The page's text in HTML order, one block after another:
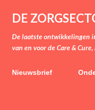
DE
De laatste ontwikkelingen
van en voor de Care &
Nieuwsbrief